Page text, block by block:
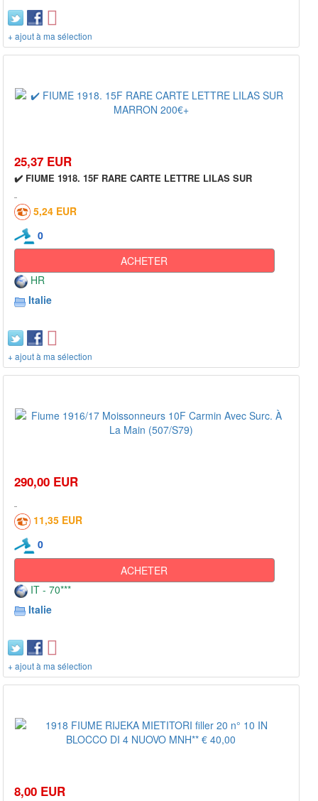
+ ajout à ma sélection
25,37 EUR
✔️ FIUME 1918. 15F RARE CARTE LETTRE LILAS SUR
5,24 EUR
0
ACHETER
HR
Italie
+ ajout à ma sélection
290,00 EUR
11,35 EUR
0
ACHETER
IT - 70***
Italie
+ ajout à ma sélection
8,00 EUR